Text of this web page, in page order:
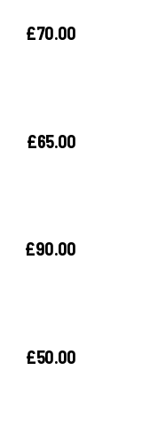
£70.00
£65.00
£90.00
£50.00